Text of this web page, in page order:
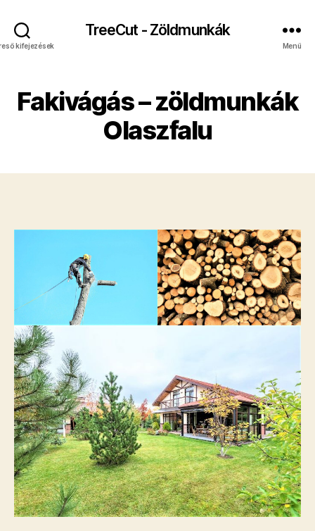
kifejezések
TreeCut - Zöldmunkák
Menü
Fakivágás – zöldmunkák
Olaszfalu